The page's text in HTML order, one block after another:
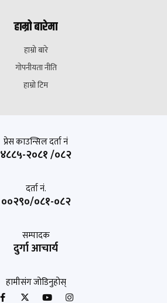
हाम्रो बारेमा
हाम्रो बारे
गोपनीयता नीति
हाम्रो टिम
प्रेस काउन्सिल दर्ता नं
४८८५-२०८१ /०८२
दर्ता नं.
००२९०/०८१-०८२
सम्पादक
दुर्गा आचार्य
हामीसंग जोडिनुहोस्